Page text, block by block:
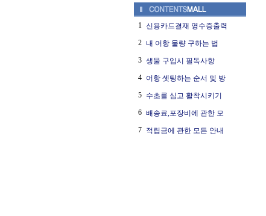
1 신용카드결재 영수증출력
2 내 어항 물량 구하는 법
3 생물 구입시 필독사항
4 어항 셋팅하는 순서 및 방
5 수초를 심고 활착시키기
6 배송료,포장비에 관한 모
7 적립금에 관한 모든 안내